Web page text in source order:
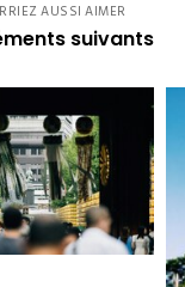
AUSSI AIMER
suivants